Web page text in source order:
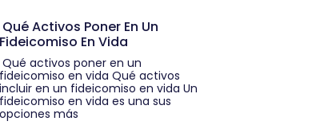
Qué Activos Poner En Un
Fideicomiso En Vida
Qué activos poner en un
fideicomiso en vida Qué activos
incluir en un fideicomiso en vida Un
fideicomiso en vida es una sus
opciones más